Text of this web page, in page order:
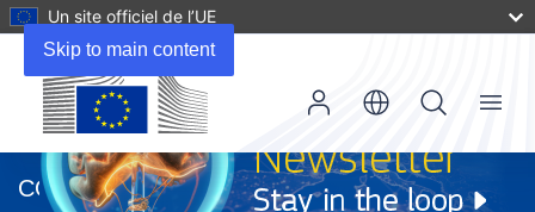
Skip to main content
Un site officiel de l’UE
dans
une
CORDIS
Menu